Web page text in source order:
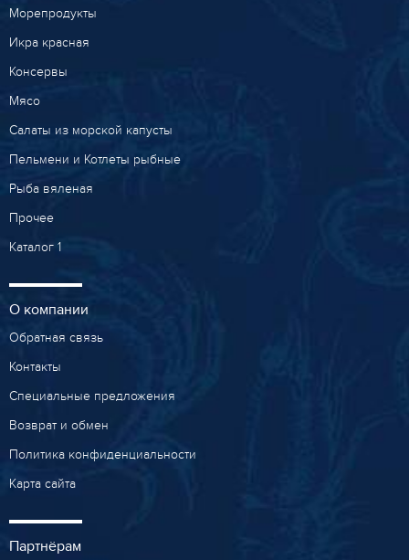
Морепродукты
Икра красная
Консервы
Мясо
Салаты из морской капусты
Пельмени и Котлеты рыбные
Рыба вяленая
Прочее
Каталог 1
О компании
Обратная связь
Контакты
Специальные предложения
Возврат и обмен
Политика конфиденциальности
Карта сайта
Партнёрам